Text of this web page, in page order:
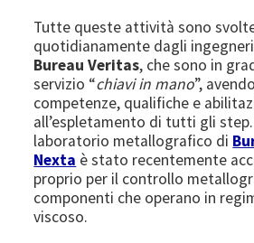
Tutte queste attività sono
quotidianamente dagli
Bureau Veritas, che sono in
servizio “chiavi in mano”,
competenze, qualifiche e
all’espletamento di tutti gli
laboratorio metallografico di
Nexta è stato recentemente
proprio per il controllo
componenti che operano in
viscoso.